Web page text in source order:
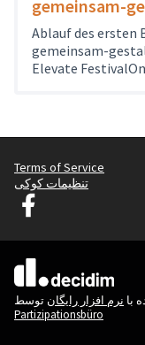
gemeinsam-
Ablauf des ersten
gemeinsam-
Elevate
Terms of Service
تنظیمات کوکی
(لینک خارجی) با نرم افزار رایگان
Partizipationsbüro